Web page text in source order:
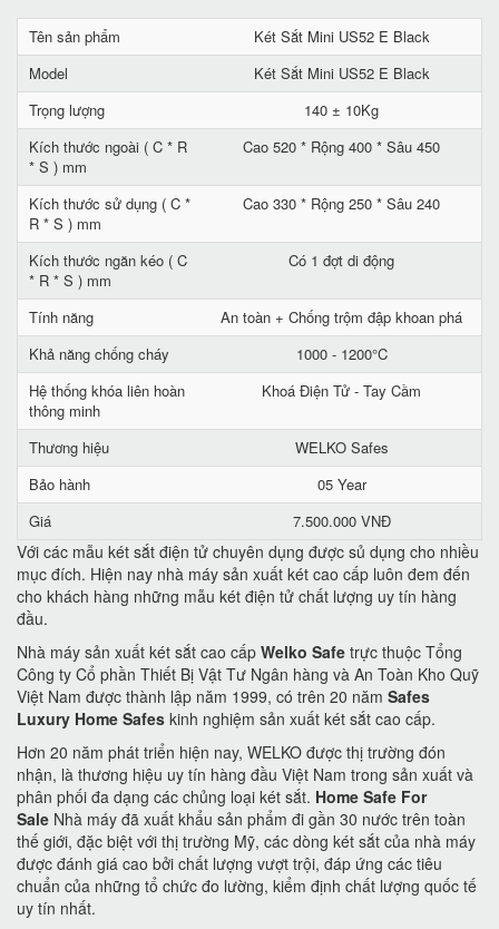
Tên sản phẩm
Két Sắt Mini US52 E Black
Model
Két Sắt Mini US52 E Black
Trọng lượng
140 ± 10Kg
Kích thước ngoài ( C * R
* S ) mm
Cao 520 * Rộng 400 * Sâu 450
Kích thước sử dụng ( C *
R * S ) mm
Cao 330 * Rộng 250 * Sâu 240
Kích thước ngăn kéo ( C
* R * S ) mm
Có 1 đợt di động
Tính năng
An toàn + Chống trộm đập khoan phá
Khả năng chống cháy
1000 - 1200°C
Hệ thống khóa liên hoàn
thông minh
Khoá Điện Tử - Tay Cầm
Thương hiệu
WELKO Safes
Bảo hành
05 Year
Giá
7.500.000 VNĐ
Với các mẫu két sắt điện tử chuyên dụng được sủ dụng cho nhiều
mục đích. Hiện nay nhà máy sản xuất két cao cấp luôn đem đến
cho khách hàng những mẫu két điện tử chất lượng uy tín hàng
đầu.
Nhà máy sản xuất két sắt cao cấp Welko Safe trực thuộc Tổng
Công ty Cổ phần Thiết Bị Vật Tư Ngân hàng và An Toàn Kho Quỹ
Việt Nam được thành lập năm 1999, có trên 20 năm Safes
Luxury Home Safes kinh nghiệm sản xuất két sắt cao cấp.
Hơn 20 năm phát triển hiện nay, WELKO được thị trường đón
nhận, là thương hiệu uy tín hàng đầu Việt Nam trong sản xuất và
phân phối đa dạng các chủng loại két sắt. Home Safe For
Sale Nhà máy đã xuất khẩu sản phẩm đi gần 30 nước trên toàn
thế giới, đặc biệt với thị trường Mỹ, các dòng két sắt của nhà máy
được đánh giá cao bởi chất lượng vượt trội, đáp ứng các tiêu
chuẩn của những tổ chức đo lường, kiểm định chất lượng quốc tế
uy tín nhất.